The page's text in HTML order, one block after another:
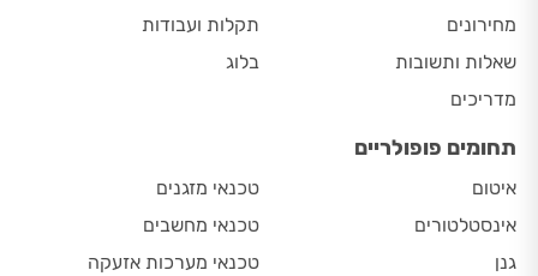
מחירונים
שאלות ותשובות
מדריכים
תקלות ועבודות
בלוג
תחומים פופולריים
איטום
אינסטלטורים
גנן
טכנאי מזגנים
טכנאי מחשבים
טכנאי מערכות אזעקה